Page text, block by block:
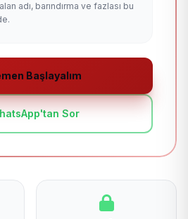
adı, barındırma ve fazlası bu
Başlayalım
Sor